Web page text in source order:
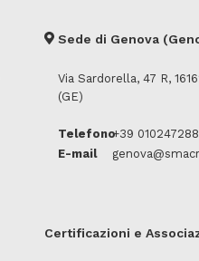
Sede di Genova
Via Sardorella, 47 R,
(GE)
Telefono+39
E-mail
Certificazioni e